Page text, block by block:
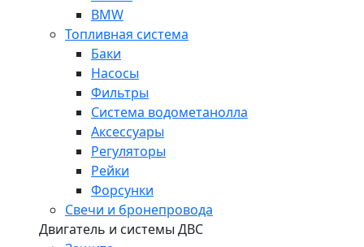
BMW
Топливная система
Баки
Насосы
Фильтры
Система водометанолла
Аксессуары
Регуляторы
Рейки
Форсунки
Свечи и бронепровода
Двигатель и системы ДВС